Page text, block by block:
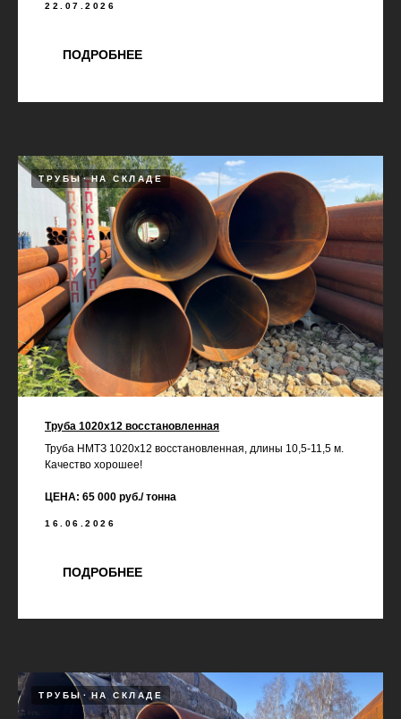
22.07.2026
ПОДРОБНЕЕ
ТРУБЫ НА СКЛАДЕ
Труба 1020х12 восстановленная
Труба НМТЗ 1020х12 восстановленная, длины 10,5-11,5 м.
Качество хорошее!
ЦЕНА: 65 000 руб./ тонна
16.06.2026
ПОДРОБНЕЕ
ТРУБЫ НА СКЛАДЕ